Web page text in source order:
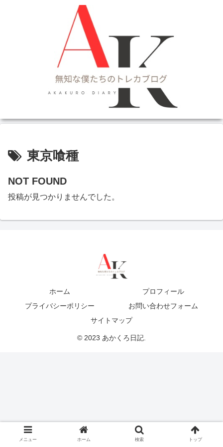
東京喰種
NOT FOUND
投稿が見つかりませんでした。
ホーム
プロフィール
プライバシーポリシー
お問い合わせフォーム
サイトマップ
© 2023 あかくろ日記.
メニュー ホーム 検索 トップ